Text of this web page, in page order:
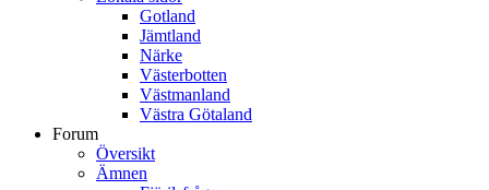
Gotland
Jämtland
Närke
Västerbotten
Västmanland
Västra Götaland
Forum
Översikt
Ämnen